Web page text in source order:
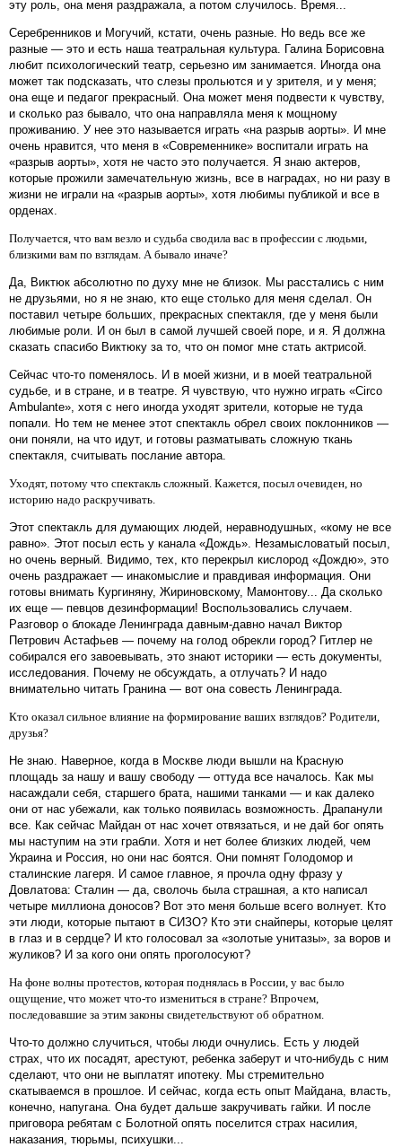
эту роль, она меня раздражала, а потом случилось. Время...
Серебренников и Могучий, кстати, очень разные. Но ведь все же
разные — это и есть наша театральная культура. Галина Борисовна
любит психологический театр, серьезно им занимается. Иногда она
может так подсказать, что слезы прольются и у зрителя, и у меня;
она еще и педагог прекрасный. Она может меня подвести к чувству,
и сколько раз бывало, что она направляла меня к мощному
проживанию. У нее это называется играть «на разрыв аорты». И мне
очень нравится, что меня в «Современнике» воспитали играть на
«разрыв аорты», хотя не часто это получается. Я знаю актеров,
которые прожили замечательную жизнь, все в наградах, но ни разу в
жизни не играли на «разрыв аорты», хотя любимы публикой и все в
орденах.
Получается, что вам везло и судьба сводила вас в профессии с людьми,
близкими вам по взглядам. А бывало иначе?
Да, Виктюк абсолютно по духу мне не близок. Мы расстались с ним
не друзьями, но я не знаю, кто еще столько для меня сделал. Он
поставил четыре больших, прекрасных спектакля, где у меня были
любимые роли. И он был в самой лучшей своей поре, и я. Я должна
сказать спасибо Виктюку за то, что он помог мне стать актрисой.
Сейчас что-то поменялось. И в моей жизни, и в моей театральной
судьбе, и в стране, и в театре. Я чувствую, что нужно играть «Circo
Аmbulante», хотя с него иногда уходят зрители, которые не туда
попали. Но тем не менее этот спектакль обрел своих поклонников —
они поняли, на что идут, и готовы разматывать сложную ткань
спектакля, считывать послание автора.
Уходят, потому что спектакль сложный. Кажется, посыл очевиден, но
историю надо раскручивать.
Этот спектакль для думающих людей, неравнодушных, «кому не все
равно». Этот посыл есть у канала «Дождь». Незамысловатый посыл,
но очень верный. Видимо, тех, кто перекрыл кислород «Дождю», это
очень раздражает — инакомыслие и правдивая информация. Они
готовы внимать Кургиняну, Жириновскому, Мамонтову... Да сколько
их еще — певцов дезинформации! Воспользовались случаем.
Разговор о блокаде Ленинграда давным-давно начал Виктор
Петрович Астафьев — почему на голод обрекли город? Гитлер не
собирался его завоевывать, это знают историки — есть документы,
исследования. Почему не обсуждать, а отлучать? И надо
внимательно читать Гранина — вот она совесть Ленинграда.
Кто оказал сильное влияние на формирование ваших взглядов? Родители,
друзья?
Не знаю. Наверное, когда в Москве люди вышли на Красную
площадь за нашу и вашу свободу — оттуда все началось. Как мы
насаждали себя, старшего брата, нашими танками — и как далеко
они от нас убежали, как только появилась возможность. Драпанули
все. Как сейчас Майдан от нас хочет отвязаться, и не дай бог опять
мы наступим на эти грабли. Хотя и нет более близких людей, чем
Украина и Россия, но они нас боятся. Они помнят Голодомор и
сталинские лагеря. И самое главное, я прочла одну фразу у
Довлатова: Сталин — да, сволочь была страшная, а кто написал
четыре миллиона доносов? Вот это меня больше всего волнует. Кто
эти люди, которые пытают в СИЗО? Кто эти снайперы, которые целят
в глаз и в сердце? И кто голосовал за «золотые унитазы», за воров и
жуликов? И за кого они опять проголосуют?
На фоне волны протестов, которая поднялась в России, у вас было
ощущение, что может что-то измениться в стране? Впрочем,
последовавшие за этим законы свидетельствуют об обратном.
Что-то должно случиться, чтобы люди очнулись. Есть у людей
страх, что их посадят, арестуют, ребенка заберут и что-нибудь с ним
сделают, что они не выплатят ипотеку. Мы стремительно
скатываемся в прошлое. И сейчас, когда есть опыт Майдана, власть,
конечно, напугана. Она будет дальше закручивать гайки. И после
приговора ребятам с Болотной опять поселится страх насилия,
наказания, тюрьмы, психушки...